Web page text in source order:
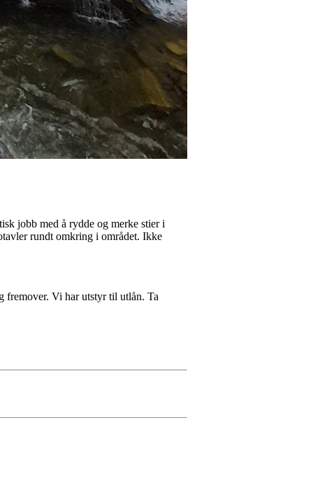
jobb med å rydde og merke stier i
rundt omkring i området. Ikke
fremover. Vi har utstyr til utlån. Ta